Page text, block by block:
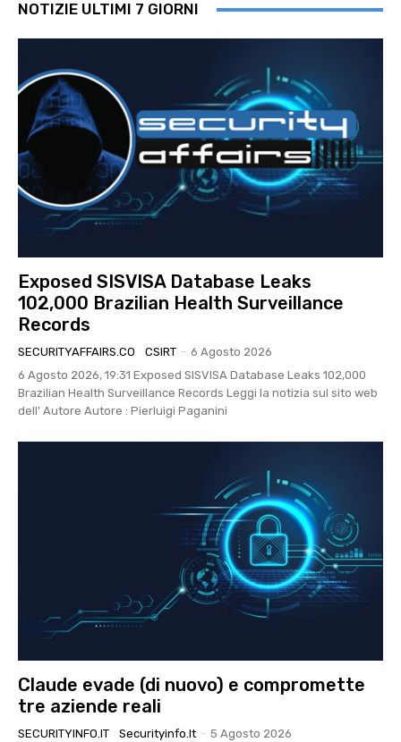
NOTIZIE ULTIMI 7 GIORNI
Exposed SISVISA Database Leaks
102,000 Brazilian Health Surveillance
Records
SECURITYAFFAIRS.CO CSIRT - 6 Agosto 2026
6 Agosto 2026, 19:31 Exposed SISVISA Database Leaks 102,000
Brazilian Health Surveillance Records Leggi la notizia sul sito web
dell' Autore Autore : Pierluigi Paganini
Claude evade (di nuovo) e compromette
tre aziende reali
SECURITYINFO.IT Securityinfo.it - 5 Agosto 2026